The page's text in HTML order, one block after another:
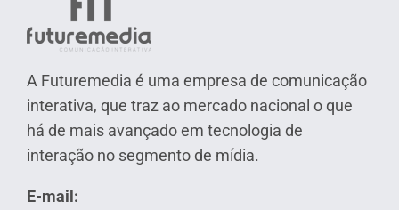
A Futuremedia é uma empresa de comunicação
interativa, que traz ao mercado nacional o que
há de mais avançado em tecnologia de
interação no segmento de mídia.
E-mail: